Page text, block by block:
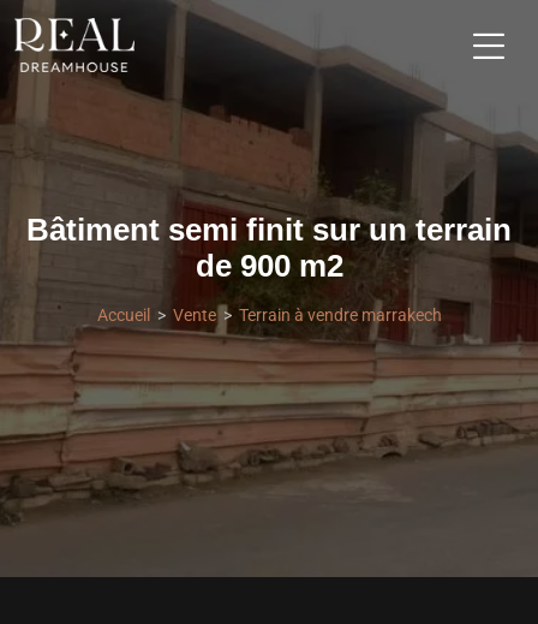
Bâtiment semi finit sur un terrain
de 900 m2
Accueil Vente Terrain à vendre marrakech